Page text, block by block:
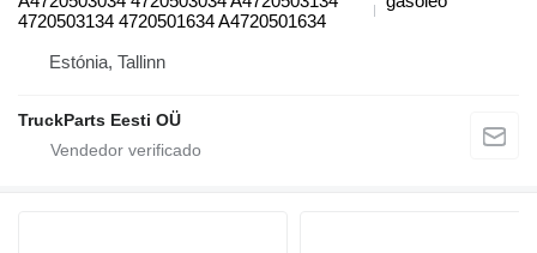
4720503134 4720501634 A4720501634
Estónia, Tallinn
TruckParts Eesti OÜ